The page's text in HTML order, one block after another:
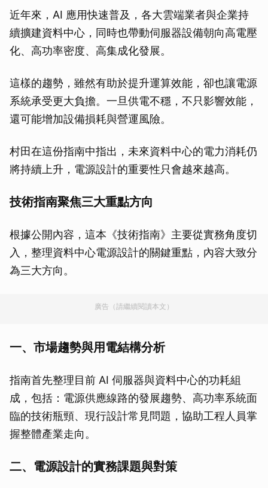
近年來，AI 應用快速普及，各大雲端業者與企業持
續擴建資料中心，同時也帶動伺服器設備朝向高電壓
化、高功率密度、高集成化發展。
這樣的趨勢，雖然有助於提升運算效能，卻也讓電源
系統承受更大負擔。一旦供電不穩，不只影響效能，
還可能增加設備損耗與營運風險。
村田在這份指南中指出，未來資料中心的電力消耗仍
將持續上升，電源設計的重要性只會越來越高。
技術指南聚焦三大重點方向
根據公開內容，這本《技術指南》主要從實務角度切
入，整理資料中心電源設計的關鍵重點，內容大致分
為三大方向。
廣告（請繼續閱讀本文）
一、市場趨勢與用電結構分析
指南首先整理目前 AI 伺服器與資料中心的功耗組
成，包括：電源供應線路的發展趨勢、高功率系統面
臨的技術瓶頸、現行設計常見問題，協助工程人員掌
握整體產業走向。
二、電源設計的實務課題與對策